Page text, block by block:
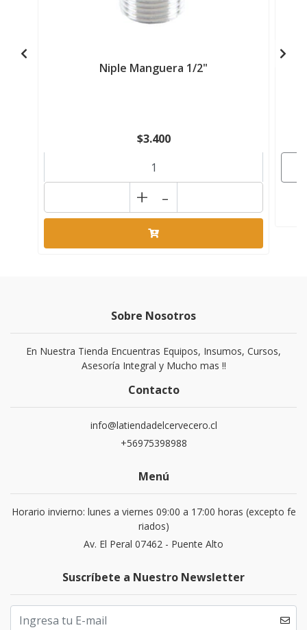
Niple Manguera 1/2"
$3.400
+ -
Sobre Nosotros
En Nuestra Tienda Encuentras Equipos, Insumos, Cursos,
Asesoría Integral y Mucho mas !!
Contacto
info@latiendadelcervecero.cl
+56975398988
Menú
Horario invierno: lunes a viernes 09:00 a 17:00 horas (excepto fe
riados)
Av. El Peral 07462 - Puente Alto
Suscríbete a Nuestro Newsletter